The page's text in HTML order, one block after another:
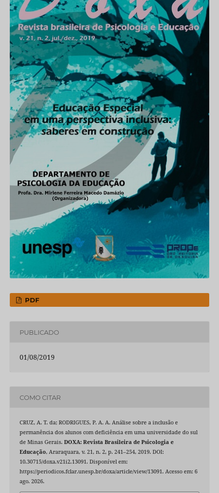
PDF
PUBLICADO
01/08/2019
COMO CITAR
CRUZ, A. T. da; RODRIGUES, P. A. A. Análise sobre a inclusão e
permanência dos alunos com deficiência em uma universidade do sul
de Minas Gerais. DOXA: Revista Brasileira de Psicologia e
Educação, Araraquara, v. 21, n. 2, p. 241–254, 2019. DOI:
10.30715/doxa.v21i2.13091. Disponível em:
https://periodicos.fclar.unesp.br/doxa/article/view/13091. Acesso em: 6
ago. 2026.